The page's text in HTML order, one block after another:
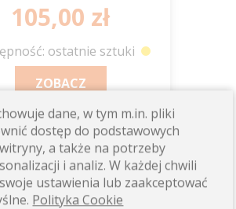
105,00 zł
ostatnie sztuki
ZOBACZ
dane, w tym m.in. pliki
dostęp do podstawowych
a także na potrzeby
i analiz. W każdej chwili
ustawienia lub zaakceptować
Polityka Cookie